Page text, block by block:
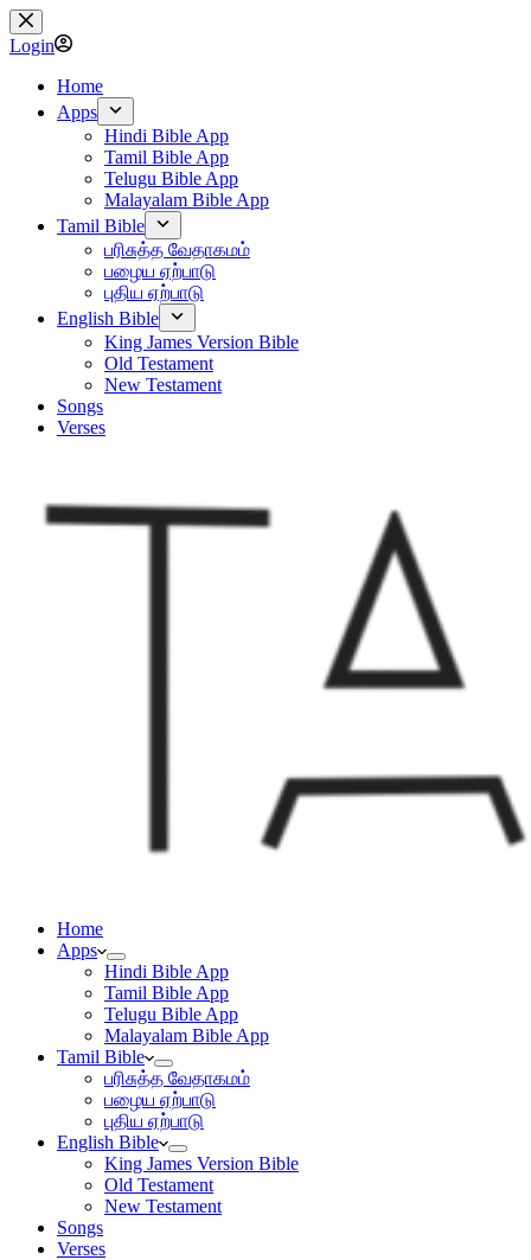
Skip
to
content
Login
Home
Apps
Hindi Bible App
Tamil Bible App
Telugu Bible App
Malayalam Bible App
Tamil Bible
பரிசுத்த வேதாகமம்
பழைய ஏற்பாடு
புதிய ஏற்பாடு
English Bible
King James Version Bible
Old Testament
New Testament
Songs
Verses
Home
Apps
Hindi Bible App
Tamil Bible App
Telugu Bible App
Malayalam Bible App
Tamil Bible
பரிசுத்த வேதாகமம்
பழைய ஏற்பாடு
புதிய ஏற்பாடு
English Bible
King James Version Bible
Old Testament
New Testament
Songs
Verses